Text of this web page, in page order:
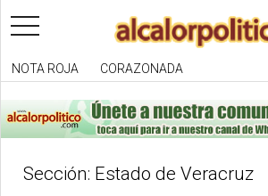
toggle
navigation
NOTA ROJA CORAZONADA
Sección: Estado de Veracruz